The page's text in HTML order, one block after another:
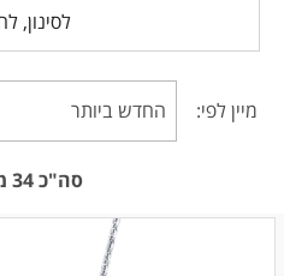
לסינון,
מיין לפי:
סה"כ34